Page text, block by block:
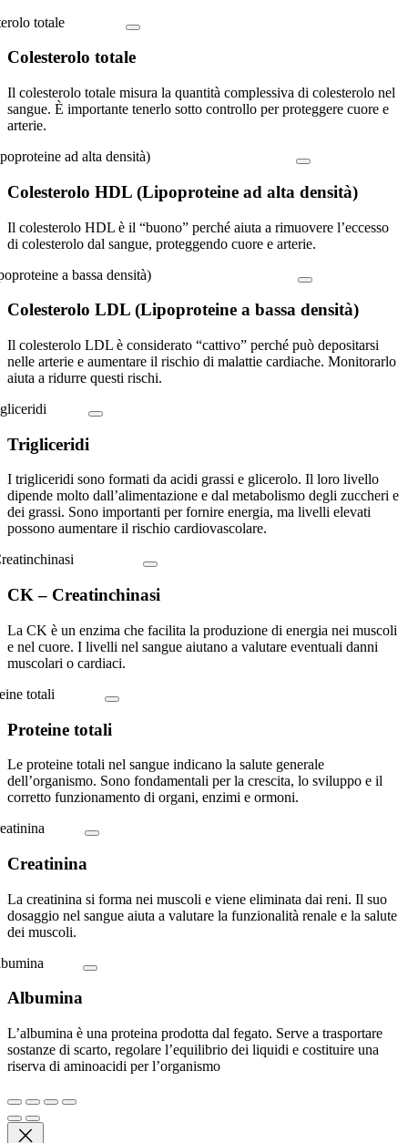
Colesterolo totale
Il colesterolo totale misura la quantità complessiva di colesterolo nel
sangue. È importante tenerlo sotto controllo per proteggere cuore e
arterie.
Colesterolo HDL (Lipoproteine ad alta densità)
Il colesterolo HDL è il “buono” perché aiuta a rimuovere l’eccesso
di colesterolo dal sangue, proteggendo cuore e arterie.
Colesterolo LDL (Lipoproteine a bassa densità)
Il colesterolo LDL è considerato “cattivo” perché può depositarsi
nelle arterie e aumentare il rischio di malattie cardiache. Monitorarlo
aiuta a ridurre questi rischi.
Trigliceridi
I trigliceridi sono formati da acidi grassi e glicerolo. Il loro livello
dipende molto dall’alimentazione e dal metabolismo degli zuccheri e
dei grassi. Sono importanti per fornire energia, ma livelli elevati
possono aumentare il rischio cardiovascolare.
CK – Creatinchinasi
La CK è un enzima che facilita la produzione di energia nei muscoli
e nel cuore. I livelli nel sangue aiutano a valutare eventuali danni
muscolari o cardiaci.
Proteine totali
Le proteine totali nel sangue indicano la salute generale
dell’organismo. Sono fondamentali per la crescita, lo sviluppo e il
corretto funzionamento di organi, enzimi e ormoni.
Creatinina
La creatinina si forma nei muscoli e viene eliminata dai reni. Il suo
dosaggio nel sangue aiuta a valutare la funzionalità renale e la salute
dei muscoli.
Albumina
L’albumina è una proteina prodotta dal fegato. Serve a trasportare
sostanze di scarto, regolare l’equilibrio dei liquidi e costituire una
riserva di aminoacidi per l’organismo